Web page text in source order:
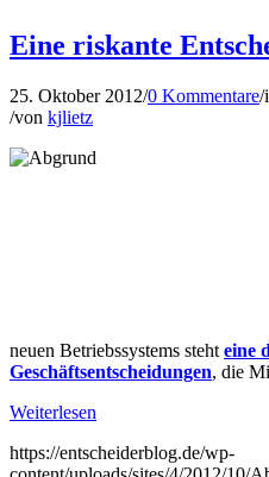
Eine riskante
25. Oktober 2012/0 Kommentare/
/von kjlietz
neuen Betriebssystems steht eine
Geschäftsentscheidungen, die
Weiterlesen
https://entscheiderblog.de/wp-